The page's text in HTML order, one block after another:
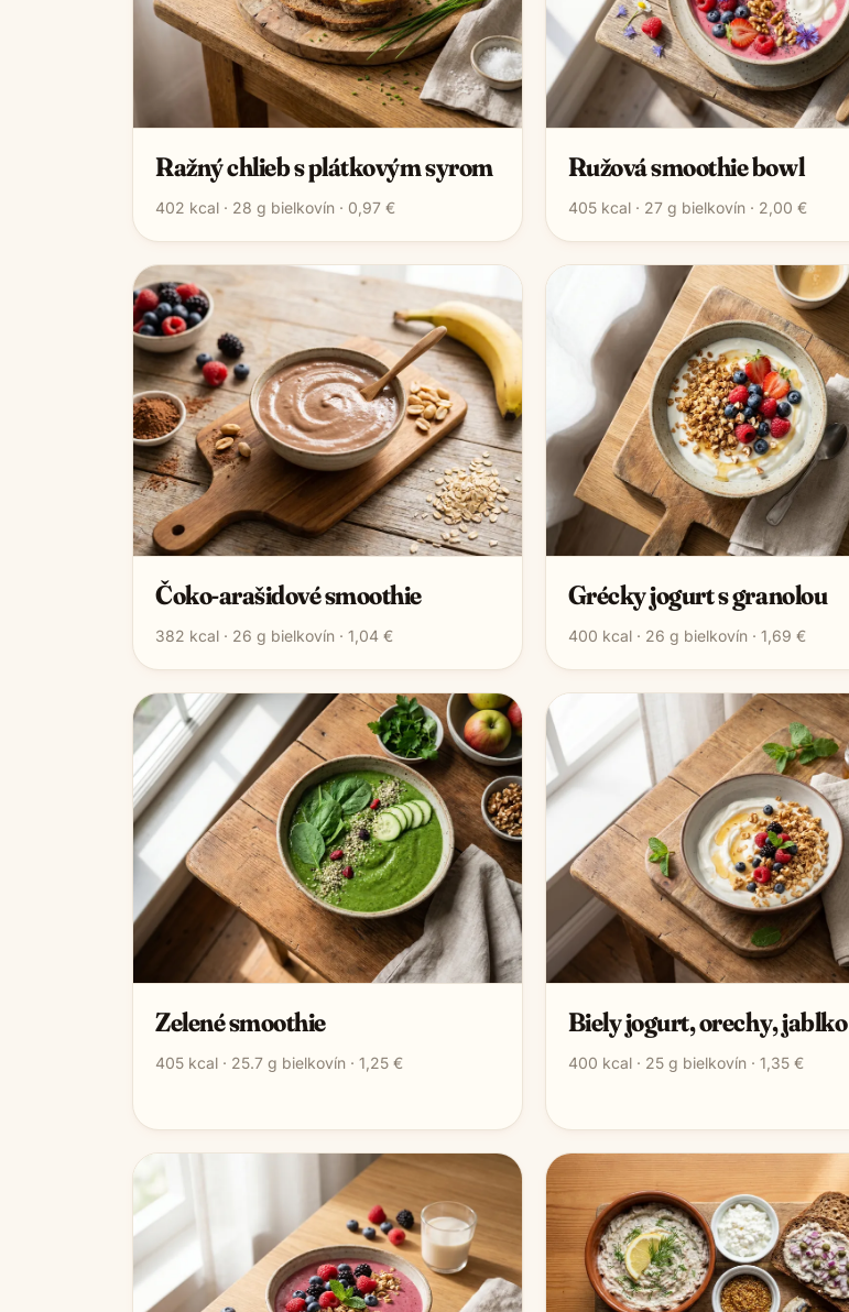
Ražný chlieb s plátkovým syrom
402 kcal · 28 g bielkovín · 0,97 €
Ružová smoothie bowl
405kcal · 27g bielkovín · 2,00 €
Čoko-arašidové smoothie
382 kcal · 26 g bielkovín · 1,04 €
Grécky jogurt s granolou
400 kcal · 26 g bielkovín · 1,69 €
Zelené smoothie
405 kcal · 25.7 g bielkovín · 1,25 €
Biely jogurt, orechy, jablko
400 kcal · 25g bielkovín · 1,35 €